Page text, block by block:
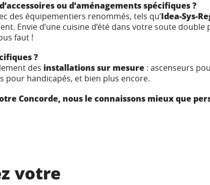
ou d’aménagements spécifiques ?
des équipementiers renommés, tels qu’Idea-Sys-
Envie d’une cuisine d’été dans votre soute double
faut !
?
des installations sur mesure : ascenseurs
pour handicapés, et bien plus encore.
Concorde, nous le connaissons mieux que
votre